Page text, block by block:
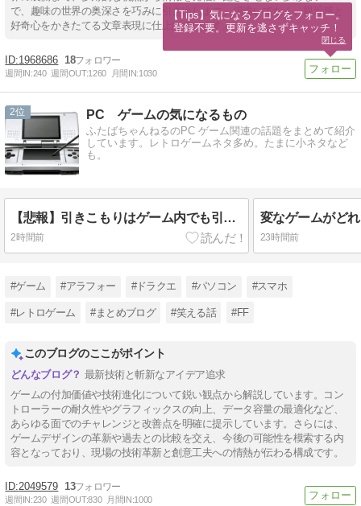
で、趣味の世界の奥深さを巧みに引き出します。場違いでなく、親近感と
好奇心をかきたてる文章表現に仕上げています。
1968686 18
週間IN:240 週間OUT:1260 月間IN:1030
2 PC ゲームの気になるもの
ふたばちゃんねるのPC ゲーム関連の話題をまとめて紹介
しています。レトロゲームネタ多め。たまに小ネタなど
も。
【悲報】引きこもりはゲーム内でも引きこもり
2時間前 23時間前
#ゲーム #アラフォー #ドラクエ #パソコン #スマホ
#レトロゲーム #まとめブログ #笑える話 #FF
このブログのここがポイント
最新技術と斬新なアイデア追求
ゲームの付加価値や技術進化について鋭い観点から解説しています。コン
トローラーの耐久性やグラフィックスの向上、データ容量の最適化など、
あらゆる面でのチャレンジと改善点を明確に提示しています。さらには、
ゲームデザインの革新や過去との比較を交え、今後の可能性を模索する内
容となっており、現場の技術革新と創意工夫への情熱が伝わる構成です。
2049579 13
週間IN:230 週間OUT:830 月間IN:1000
【Tips】気になるブログをフォロー。
登録不要。更新を逃さずキャッチ！
閉じる